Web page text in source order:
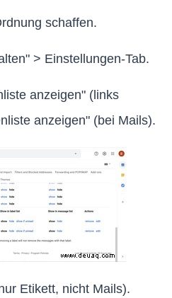
schaffen.
> Einstellungen-Tab.
anzeigen" (links
anzeigen" (bei Mails).
Etikett, nicht Mails).